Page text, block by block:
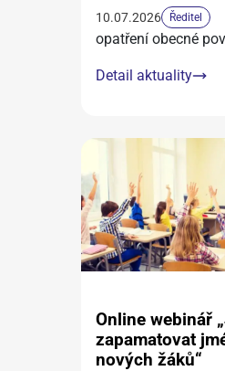
10.07.2026 Ředitel
opatření obecné
Detail aktuality
Online webinář
zapamatovat
nových žáků“